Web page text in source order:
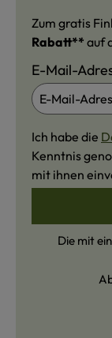
Zum gratis
Rabatt** auf
E-Mail-
Ich habe die
Kenntnis
mit ihnen
Die mit